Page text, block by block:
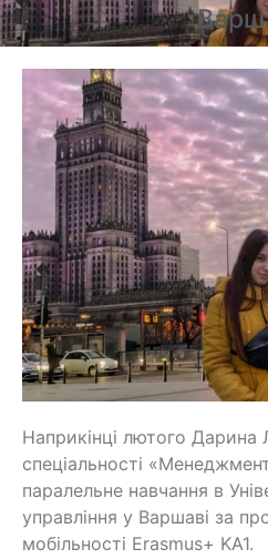
Наприкінці лютого Дарина
спеціальності
паралельне навчання в
управління у Варшаві за
мобільності Erasmus+ KA1.